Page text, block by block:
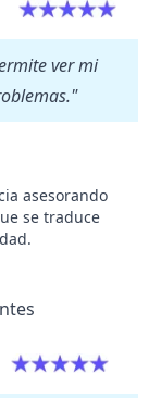
ver mi
asesorando
se traduce